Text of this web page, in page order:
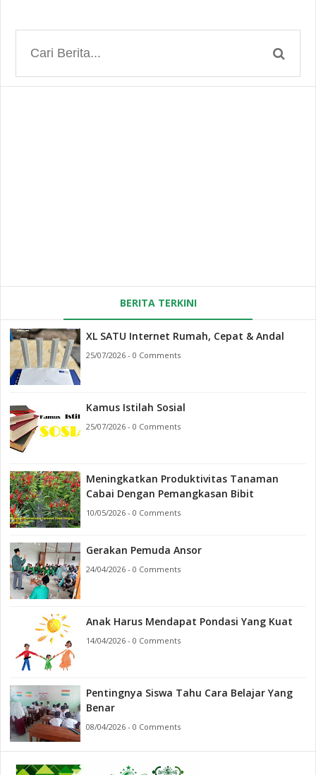
BERITA TERKINI
XL SATU Internet Rumah, Cepat & Andal
25/07/2026 - 0 Comments
Kamus Istilah Sosial
25/07/2026 - 0 Comments
Meningkatkan Produktivitas Tanaman
Cabai Dengan Pemangkasan Bibit
10/05/2026 - 0 Comments
Gerakan Pemuda Ansor
24/04/2026 - 0 Comments
Anak Harus Mendapat Pondasi Yang Kuat
14/04/2026 - 0 Comments
Pentingnya Siswa Tahu Cara Belajar Yang
Benar
08/04/2026 - 0 Comments